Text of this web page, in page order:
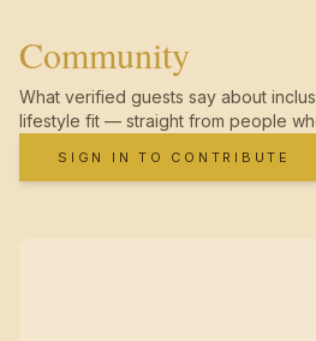
Community
What verified guests say about
lifestyle fit — straight from people
SIGN IN TO CONTRIBUTE